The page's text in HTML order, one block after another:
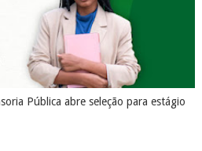
Pública abre seleção para estágio